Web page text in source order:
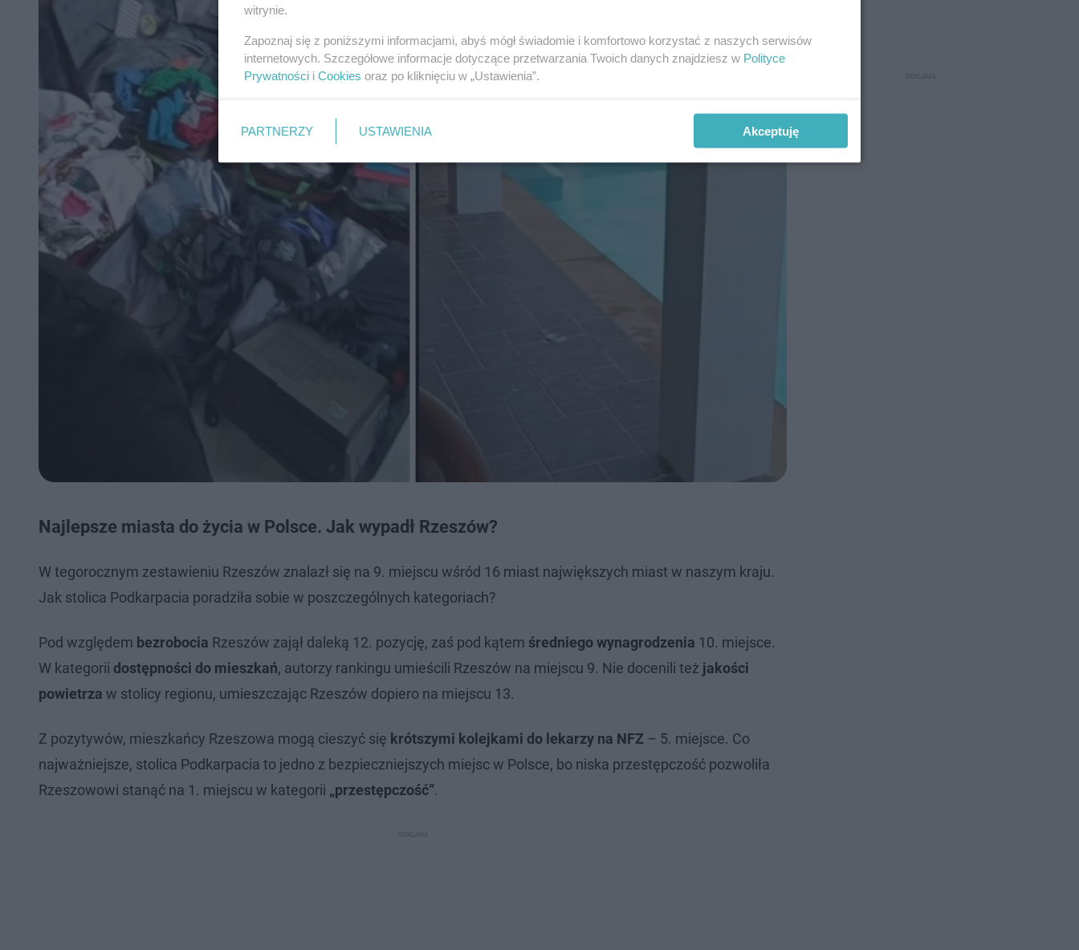
Najlepsze miasta do życia w Polsce. Jak wypadł Rzeszów?
W tegorocznym zestawieniu Rzeszów znalazł się na 9. miejscu wśród 16 miast największych miast w naszym kraju.
Jak stolica Podkarpacia poradziła sobie w poszczególnych kategoriach?
Pod względem bezrobocia Rzeszów zajął daleką 12. pozycję, zaś pod kątem średniego wynagrodzenia 10. miejsce.
W kategorii dostępności do mieszkań, autorzy rankingu umieścili Rzeszów na miejscu 9. Nie docenili też jakości
powietrza w stolicy regionu, umieszczając Rzeszów dopiero na miejscu 13.
Z pozytywów, mieszkańcy Rzeszowa mogą cieszyć się krótszymi kolejkami do lekarzy na NFZ – 5. miejsce. Co
najważniejsze, stolica Podkarpacia to jedno z bezpieczniejszych miejsc w Polsce, bo niska przestępczość pozwoliła
Rzeszowowi stanąć na 1. miejscu w kategorii „przestępczość”.
witrynie.
Zapoznaj się z poniższymi informacjami, abyś mógł świadomie i komfortowo korzystać z naszych serwisów
internetowych. Szczegółowe informacje dotyczące przetwarzania Twoich danych znajdziesz w Polityce
Prywatności i Cookies oraz po kliknięciu w „Ustawienia”.
PARTNERZY USTAWIENIA Akceptuję